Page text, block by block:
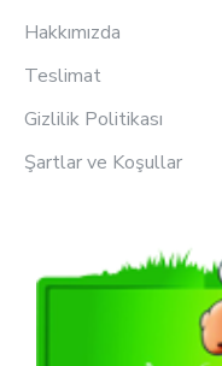
Hakkımızda
Teslimat
Gizlilik Politikası
Şartlar ve Koşullar